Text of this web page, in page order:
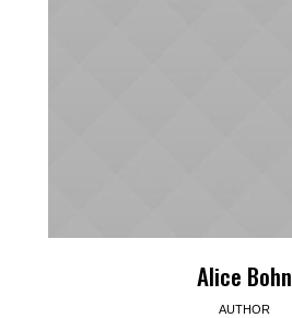
Alice Bohn
AUTHOR